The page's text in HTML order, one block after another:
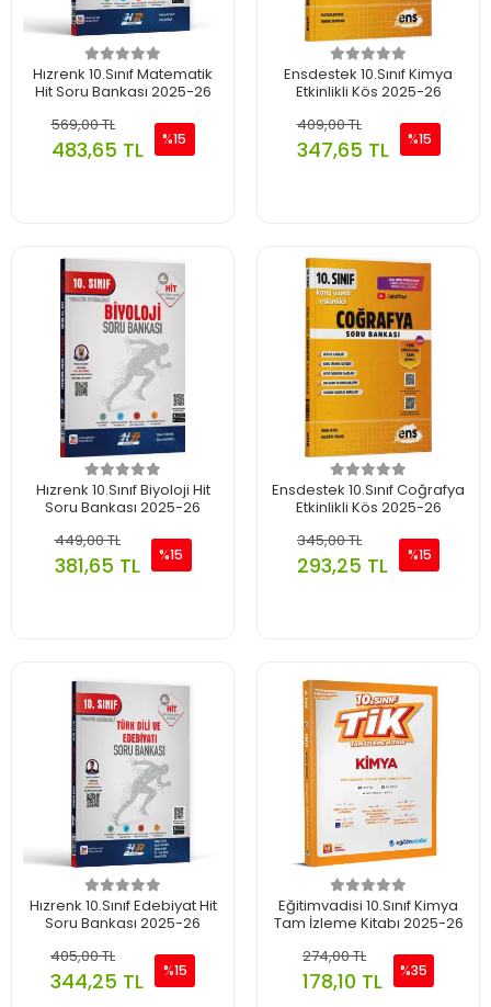
Hızrenk 10.Sınıf Matematik
Hit Soru Bankası 2025-26
569,00 TL
483,65 TL %15
Ensdestek 10.Sınıf Kimya
Etkinlikli Kös 2025-26
409,00 TL
347,65 TL %15
Hızrenk 10.Sınıf Biyoloji Hit
Soru Bankası 2025-26
449,00 TL
381,65 TL %15
Ensdestek 10.Sınıf Coğrafya
Etkinlikli Kös 2025-26
345,00 TL
293,25 TL %15
Hızrenk 10.Sınıf Edebiyat Hit
Soru Bankası 2025-26
405,00 TL
344,25 TL %15
Eğitimvadisi 10.Sınıf Kimya
Tam İzleme Kitabı 2025-26
274,00 TL
178,10 TL %35